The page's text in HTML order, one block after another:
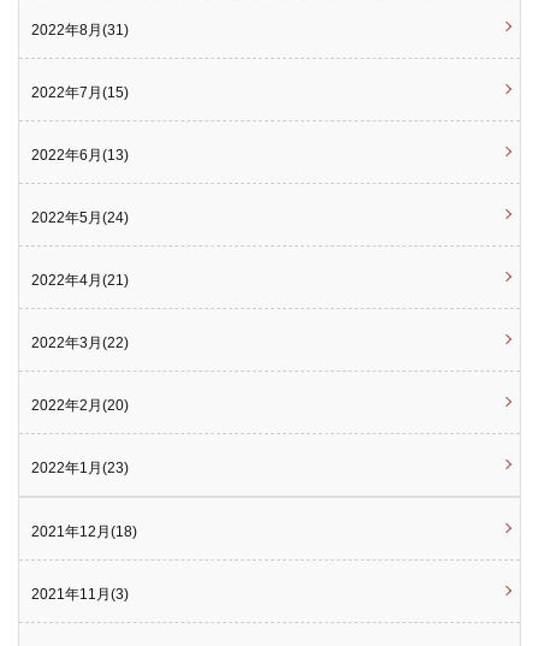
2022年8月(31)
2022年7月(15)
2022年6月(13)
2022年5月(24)
2022年4月(21)
2022年3月(22)
2022年2月(20)
2022年1月(23)
2021年12月(18)
2021年11月(3)